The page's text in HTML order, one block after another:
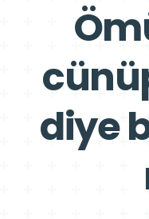
diye